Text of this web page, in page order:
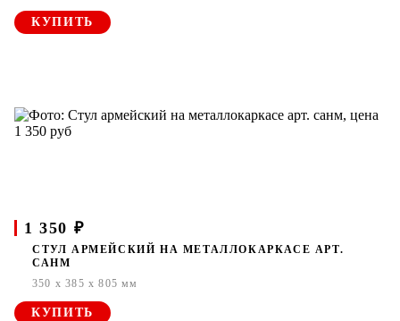
КУПИТЬ
1 350 ₽
СТУЛ АРМЕЙСКИЙ НА МЕТАЛЛОКАРКАСЕ АРТ.
САНМ
350 x 385 x 805 мм
КУПИТЬ